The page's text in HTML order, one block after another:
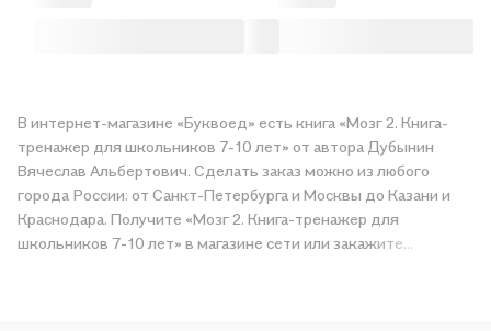
В интернет-магазине «Буквоед» есть книга «Мозг 2. Книга-
тренажер для школьников 7-10 лет» от автора Дубынин
Вячеслав Альбертович. Сделать заказ можно из любого
города России: от Санкт-Петербурга и Москвы до Казани и
Краснодара. Получите «Мозг 2. Книга-тренажер для
школьников 7-10 лет» в магазине сети или закажите